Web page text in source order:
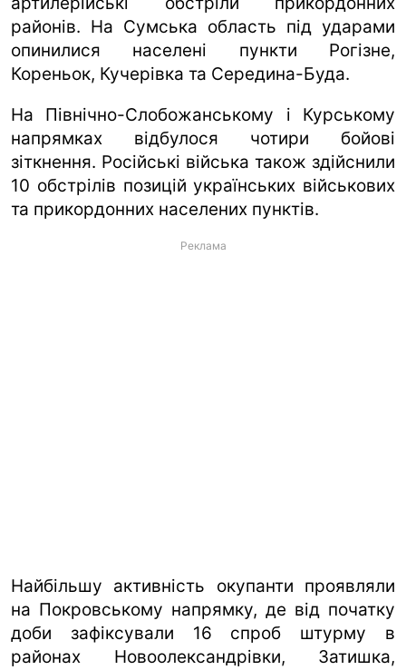
районів. На Сумська область під ударами
опинилися населені пункти Рогізне,
Кореньок, Кучерівка та Середина-Буда.
На Північно-Слобожанському і Курському
напрямках відбулося чотири бойові
зіткнення. Російські війська також здійснили
10 обстрілів позицій українських військових
та прикордонних населених пунктів.
Реклама
Найбільшу активність окупанти проявляли
на Покровському напрямку, де від початку
доби зафіксували 16 спроб штурму в
районах Новоолександрівки, Затишка,